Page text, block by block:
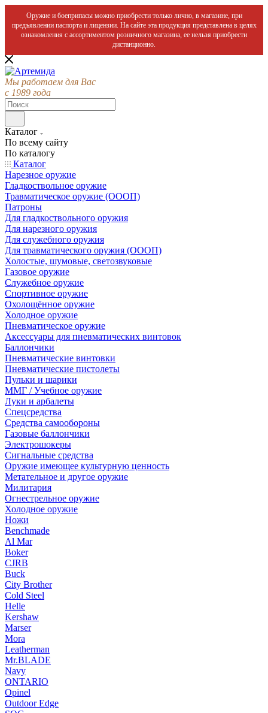
Оружие и боеприпасы можно приобрести только лично, в магазине, при
предъявлении паспорта и лицензии. На сайте эта продукция представлена в целях
ознакомления с ассортиментом розничного магазина, ее нельзя приобрести
дистанционно.
Мы работаем для Вас
с 1989 года
Каталог
По всему сайту
По каталогу
Каталог
Нарезное оружие
Гладкоствольное оружие
Травматическое оружие (ОООП)
Патроны
Для гладкоствольного оружия
Для нарезного оружия
Для служебного оружия
Для травматического оружия (ОООП)
Холостые, шумовые, светозвуковые
Газовое оружие
Служебное оружие
Спортивное оружие
Охолощённое оружие
Холодное оружие
Пневматическое оружие
Аксессуары для пневматических винтовок
Баллончики
Пневматические винтовки
Пневматические пистолеты
Пульки и шарики
ММГ / Учебное оружие
Луки и арбалеты
Спецсредства
Средства самообороны
Газовые баллончики
Электрошокеры
Сигнальные средства
Оружие имеющее культурную ценность
Метательное и другое оружие
Милитария
Огнестрельное оружие
Холодное оружие
Ножи
Benchmade
Al Mar
Boker
CJRB
Buck
City Brother
Cold Steel
Helle
Kershaw
Marser
Mora
Leatherman
Mr.BLADE
Navy
ONTARIO
Opinel
Outdoor Edge